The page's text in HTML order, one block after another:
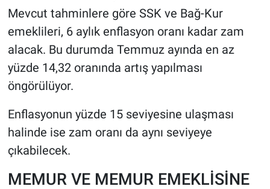
Mevcut tahminlere göre SSK ve Bağ-Kur
emeklileri, 6 aylık enflasyon oranı kadar zam
alacak. Bu durumda Temmuz ayında en az
yüzde 14,32 oranında artış yapılması
öngörülüyor.
Enflasyonun yüzde 15 seviyesine ulaşması
halinde ise zam oranı da aynı seviyeye
çıkabilecek.
MEMUR VE MEMUR EMEKLİSİNE